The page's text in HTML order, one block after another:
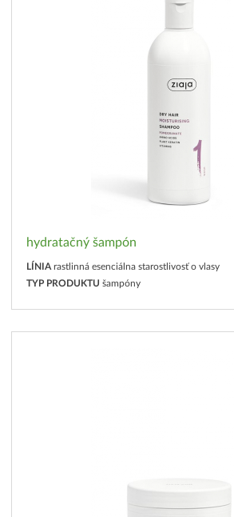
hydratačný šampón
LÍNIA rastlinná esenciálna starostlivosť o vlasy
TYP PRODUKTU šampóny